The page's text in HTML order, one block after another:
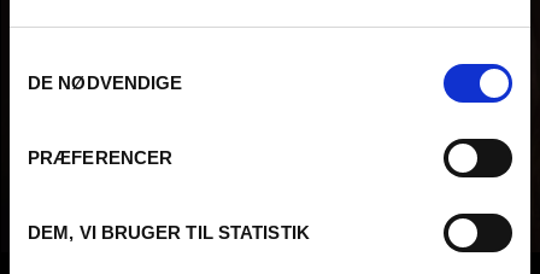
DE NØDVENDIGE
PRÆFERENCER
DEM, VI BRUGER TIL STATISTIK